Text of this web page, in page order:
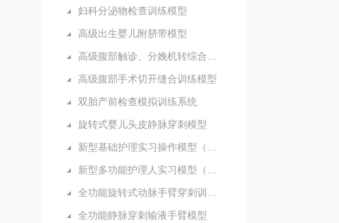
妇科分泌物检查训练模型
高级出生婴儿附脐带模型
高级腹部手术切开缝合训练模型
双胎产前检查模拟训练系统
旋转式婴儿头皮静脉穿刺模型
全功能静脉穿刺输液手臂模型